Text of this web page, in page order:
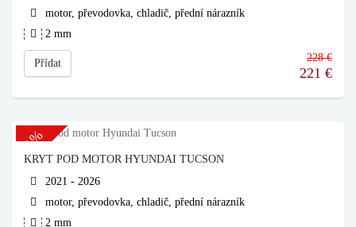
motor, převodovka, chladič, přední nárazník
2 mm
Přídat 228 €
221 €
-11%
KRYT POD MOTOR HYUNDAI TUCSON
2021 - 2026
motor, převodovka, chladič, přední nárazník
2 mm